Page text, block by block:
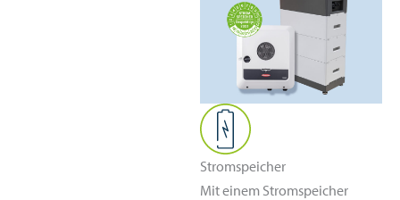
Stromspeicher
Mit einem Stromspeicher